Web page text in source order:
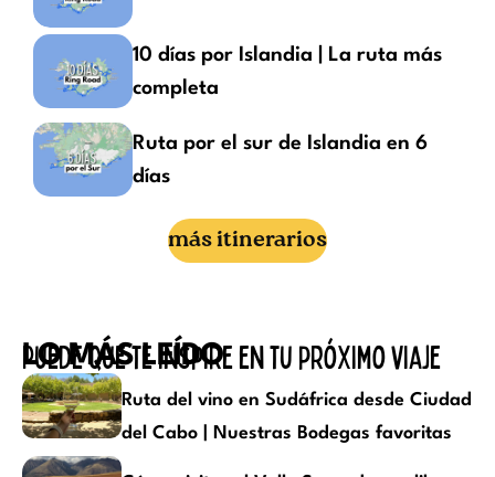
10 días por Islandia | La ruta más
completa
Ruta por el sur de Islandia en 6
días
más itinerarios
LO MÁS LEÍDO
Puede que te inspire en tu próximo viaje
Ruta del vino en Sudáfrica desde Ciudad
del Cabo | Nuestras Bodegas favoritas